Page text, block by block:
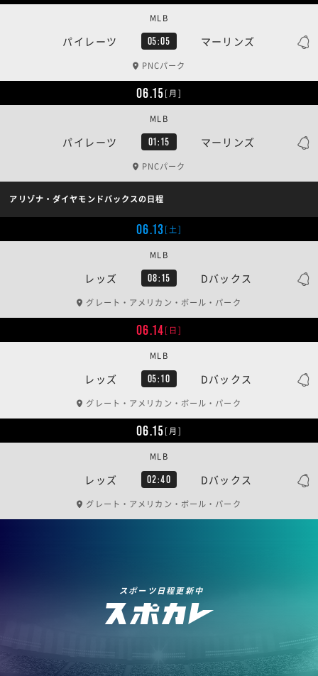
パイレーツ 05:05 マーリンズ
MLB
PNCパーク
06.15[月]
パイレーツ 01:15 マーリンズ
MLB
PNCパーク
アリゾナ・ダイヤモンドバックスの日程
06.13[土]
レッズ 08:15 Dバックス
MLB
グレート・アメリカン・ボール・パーク
06.14[日]
レッズ 05:10 Dバックス
MLB
グレート・アメリカン・ボール・パーク
06.15[月]
レッズ 02:40 Dバックス
MLB
グレート・アメリカン・ボール・パーク
スポーツ日程更新中